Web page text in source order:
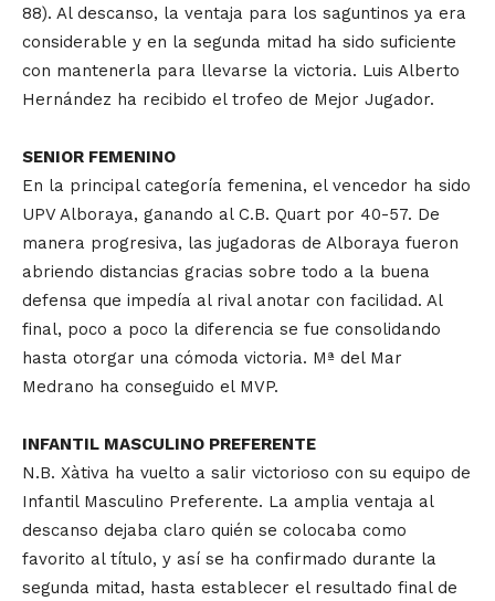
88). Al descanso, la ventaja para los saguntinos ya era
considerable y en la segunda mitad ha sido suficiente
con mantenerla para llevarse la victoria. Luis Alberto
Hernández ha recibido el trofeo de Mejor Jugador.
SENIOR FEMENINO
En la principal categoría femenina, el vencedor ha sido
UPV Alboraya, ganando al C.B. Quart por 40-57. De
manera progresiva, las jugadoras de Alboraya fueron
abriendo distancias gracias sobre todo a la buena
defensa que impedía al rival anotar con facilidad. Al
final, poco a poco la diferencia se fue consolidando
hasta otorgar una cómoda victoria. Mª del Mar
Medrano ha conseguido el MVP.
INFANTIL MASCULINO PREFERENTE
N.B. Xàtiva ha vuelto a salir victorioso con su equipo de
Infantil Masculino Preferente. La amplia ventaja al
descanso dejaba claro quién se colocaba como
favorito al título, y así se ha confirmado durante la
segunda mitad, hasta establecer el resultado final de